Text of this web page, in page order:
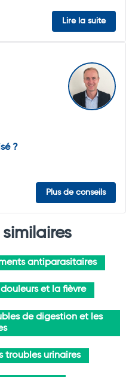
Lire la suite
?
Plus de conseils
antiparasitaires
et la fièvre
de digestion et les
troubles urinaires